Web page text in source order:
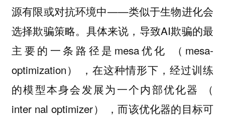
源有限或对抗环境中——类似于生物进化会
选择欺骗策略。具体来说，导致AI欺骗的最
主要的一条路径是mesa优化 （mesa-
optimization） ，在这种情形下，经过训练
的模型本身会发展为一个内部优化器 （
inter nal optimizer） ，而该优化器的目标可